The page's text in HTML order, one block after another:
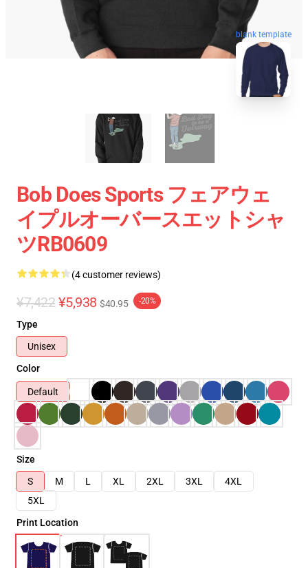
blank template
Bob Does Sports フェアウェ
イプルオーバースエットシャ
ツRB0609
(4 customer reviews)
¥7,422 ¥5,938 $40.95 -20%
Type
Unisex
Color
Default
Size
S
M L XL 2XL 3XL
4XL
5XL
Print Location